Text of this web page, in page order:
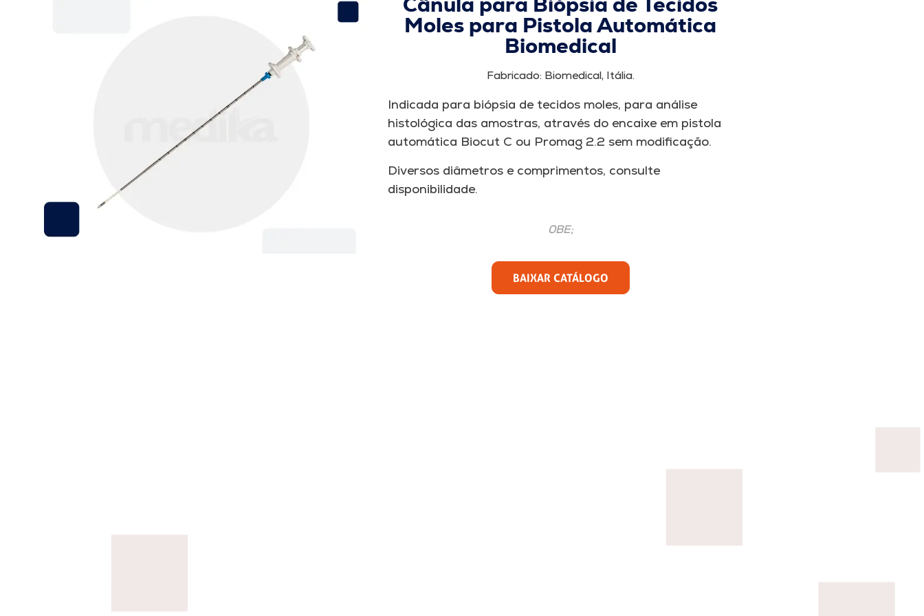
Moles para Pistola Automática
Biomedical
Fabricado: Biomedical, Itália.
Indicada para biópsia de tecidos moles, para análise
histológica das amostras, através do encaixe em pistola
automática Biocut C ou Promag 2.2 sem modificação.
Diversos diâmetros e comprimentos, consulte
disponibilidade.
0BE;
BAIXAR CATÁLOGO